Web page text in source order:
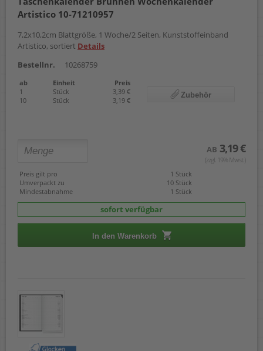
Artistico 10-71210957
7,2x10,2cm Blattgröße, 1 Woche/2 Seiten, Kunststoffeinband
Artistico, sortiert Details
Bestellnr.
10268759
ab Einheit
Preis
1
Stück
3,39 €
10
Stück 3,19 €
Zubehör
AB 3,19 €
(zzgl. 19% Mwst.)
Preis gilt pro
1 Stück
Umverpackt zu
10 Stück
Mindestabnahme
1 Stück
sofort verfügbar
In den Warenkorb